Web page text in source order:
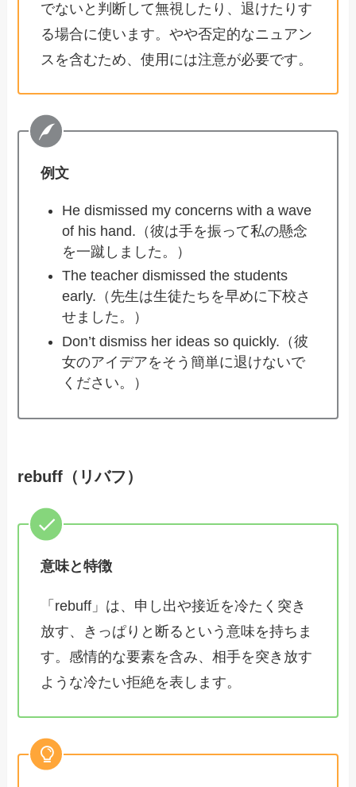
でないと判断して無視したり、退けたりす
る場合に使います。やや否定的なニュアン
スを含むため、使用には注意が必要です。
例文
He dismissed my concerns with a wave
of his hand.（彼は手を振って私の懸念
を一蹴しました。）
The teacher dismissed the students
early.（先生は生徒たちを早めに下校さ
せました。）
Don’t dismiss her ideas so quickly.（彼
女のアイデアをそう簡単に退けないで
ください。）
rebuff（リバフ）
意味と特徴
「rebuff」は、申し出や接近を冷たく突き
放す、きっぱりと断るという意味を持ちま
す。感情的な要素を含み、相手を突き放す
ような冷たい拒絶を表します。